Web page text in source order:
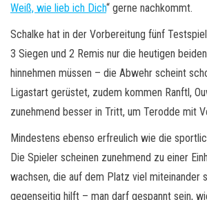
Weiß, wie lieb ich Dich“ gerne nachkommt.
Schalke hat in der Vorbereitung fünf
3 Siegen und 2 Remis nur die heutigen
hinnehmen müssen – die Abwehr scheint
Ligastart gerüstet, zudem kommen Ranftl,
zunehmend besser in Tritt, um Terodde mit
Mindestens ebenso erfreulich wie die
Die Spieler scheinen zunehmend zu einer
wachsen, die auf dem Platz viel miteinander
gegenseitig hilft – man darf gespannt sein,